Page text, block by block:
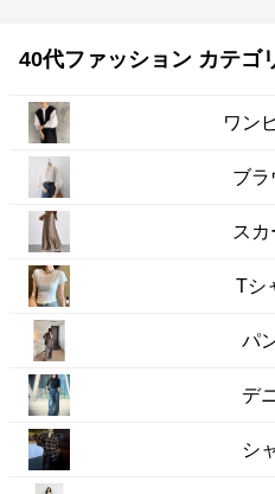
40代ファッション カテゴ
ワン
ブラ
スカ
Tシ
パ
デ
シ